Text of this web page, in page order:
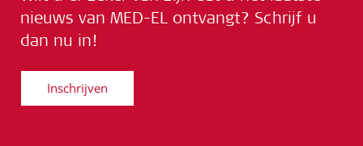
nieuws van MED-EL ontvangt? Schrijf u
dan nu in!
Inschrijven